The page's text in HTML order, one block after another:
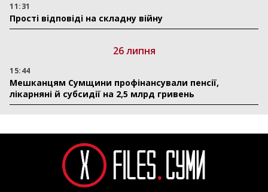
11:31
Прості відповіді на складну війну
26 липня
15:44
Мешканцям Сумщини профінансували пенсії,
лікарняні й субсидії на 2,5 млрд гривень